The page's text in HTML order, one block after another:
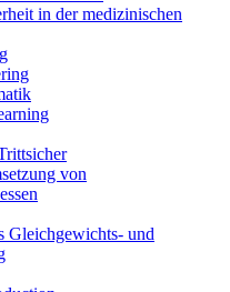
in der medizinischen
von
Gleichgewichts- und